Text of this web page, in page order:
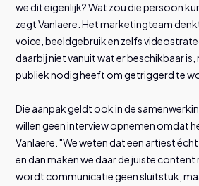
we dit eigenlijk? Wat zou die persoon
zegt Vanlaere. Het marketingteam
voice, beeldgebruik en zelfs
daarbij niet vanuit wat er beschikbaar
publiek nodig heeft om getriggerd te
Die aanpak geldt ook in de
willen geen interview opnemen omdat
Vanlaere. "We weten dat een artiest
en dan maken we daar de juiste
wordt communicatie geen sluitstuk,